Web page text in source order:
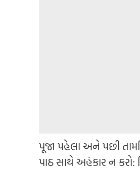
પૂજા પહેલા અને પછી
પાઠ સાથે અહંકાર ન